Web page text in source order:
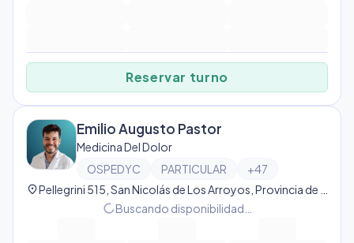
Reservar turno
Emilio Augusto Pastor
Medicina Del Dolor
OSPEDYC
PARTICULAR +47
location_on
progress_activityBuscando disponibilidad…